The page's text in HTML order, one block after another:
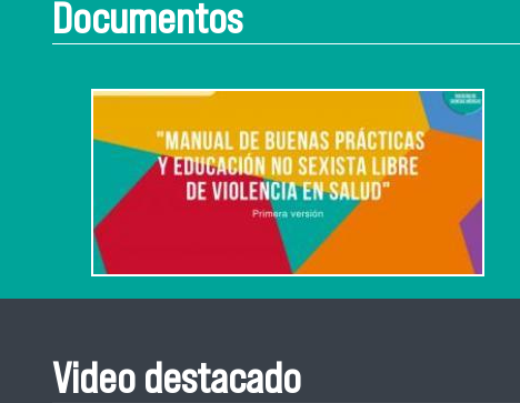
Documentos
Video destacado